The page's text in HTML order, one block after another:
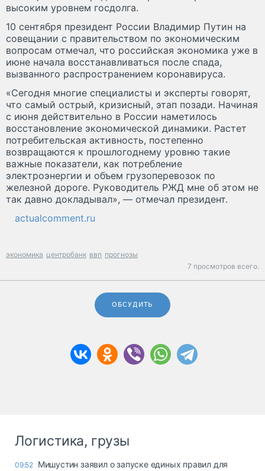
высоким уровнем госдолга.
10 сентября президент России Владимир Путин на
совещании с правительством по экономическим
вопросам отмечал, что российская экономика уже в
июне начала восстанавливаться после спада,
вызванного распространением коронавируса.
«Сегодня многие специалисты и эксперты говорят,
что самый острый, кризисный, этап позади. Начиная
с июня действительно в России наметилось
восстановление экономической динамики. Растет
потребительская активность, постепенно
возвращаются к прошлогоднему уровню такие
важные показатели, как потребление
электроэнергии и объем грузоперевозок по
железной дороге. Руководитель РЖД мне об этом не
так давно докладывал», — отмечал президент.
actualcomment.ru
экономика центробанк ввп прогнозы
7 просмотров всего.
ОБСУДИТЬ
Логистика, грузы
09:52 Мишустин заявил о запуске единых правил для